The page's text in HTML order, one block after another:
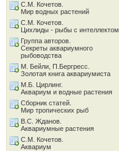
С.М. Кочетов.
Мир водных растений
С.М. Кочетов.
Цихлиды - рыбы с интеллектом
Группа авторов.
Секреты аквариумного
рыбоводства
М. Бейли, П.Бергресс.
Золотая книга аквариумиста
М.Б. Цирлинг.
Аквариум и водные растения
Сборник статей.
Мир тропических рыб
В.С. Жданов.
Аквариумные растения
С.М. Кочетов.
Аквариум